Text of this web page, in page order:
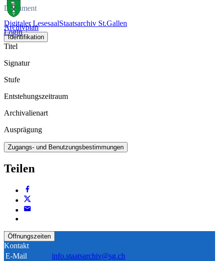
Digitaler LesesaalStaatsarchiv St.Gallen
Login
Dokument
Archivplan
Identifikation
Titel
Signatur
Stufe
Entstehungszeitraum
Archivalienart
Ausprägung
Zugangs- und Benutzungsbestimmungen
Teilen
Öffnungszeiten
Kontakt
E-Mail
info.staatsarchiv@sg.ch